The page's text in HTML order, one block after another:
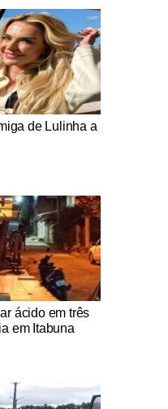
de Lulinha a
ácido em três
em Itabuna